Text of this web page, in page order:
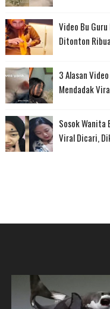
Video Bu
Ditonton
3 Alasan
Mendadak
Sosok Wanita
Viral Dicari,